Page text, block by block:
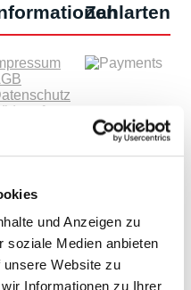
und Anzeigen zu
soziale Medien anbieten
Website zu
Informationen zu Ihrer
Zahlarten
| ©